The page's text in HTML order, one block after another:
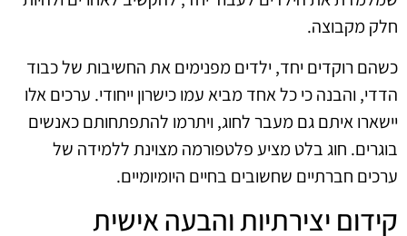
חלק מקבוצה.
כשהם רוקדים יחד, ילדים מפנימים את החשיבות של כבוד
הדדי, והבנה כי כל אחד מביא עמו כישרון ייחודי. ערכים אלו
יישארו איתם גם מעבר לחוג, ויתרמו להתפתחותם כאנשים
בוגרים. חוג בלט מציע פלטפורמה מצוינת ללמידה של
ערכים חברתיים שחשובים בחיים היומיומיים.
קידום יצירתיות והבעה אישית